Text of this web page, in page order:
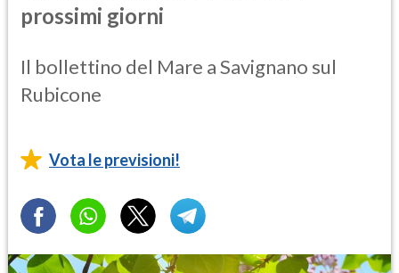
prossimi giorni
Il bollettino del Mare a Savignano sul
Rubicone
Vota le previsioni!